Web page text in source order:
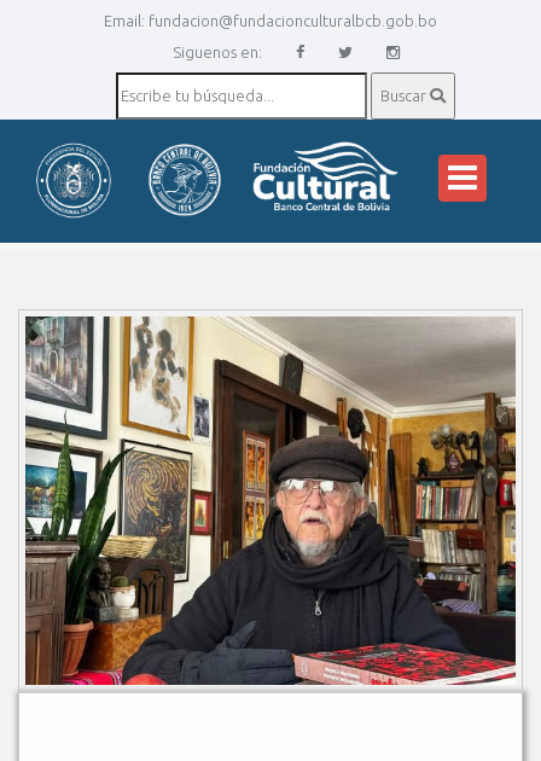
Email: fundacion@fundacionculturalbcb.gob.bo
Siguenos en:
Buscar